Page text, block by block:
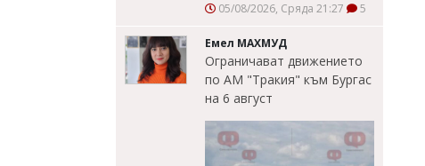
05/08/2026, Сряда 21:27 5
Емел МАХМУД
Ограничават движението
по АМ "Тракия" към Бургас
на 6 август